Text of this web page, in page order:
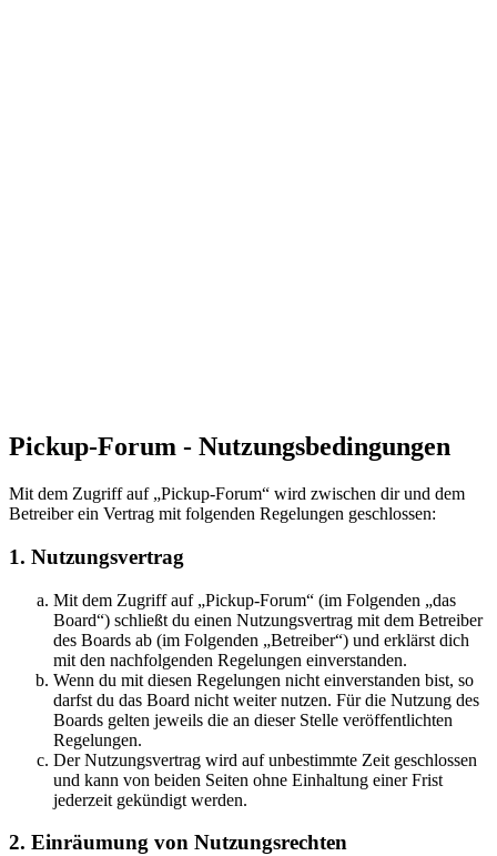
Pickup-Forum - Nutzungsbedingungen
Mit dem Zugriff auf „Pickup-Forum“ wird zwischen dir und dem
Betreiber ein Vertrag mit folgenden Regelungen geschlossen:
1. Nutzungsvertrag
Mit dem Zugriff auf „Pickup-Forum“ (im Folgenden „das
Board“) schließt du einen Nutzungsvertrag mit dem Betreiber
des Boards ab (im Folgenden „Betreiber“) und erklärst dich
mit den nachfolgenden Regelungen einverstanden.
Wenn du mit diesen Regelungen nicht einverstanden bist, so
darfst du das Board nicht weiter nutzen. Für die Nutzung des
Boards gelten jeweils die an dieser Stelle veröffentlichten
Regelungen.
Der Nutzungsvertrag wird auf unbestimmte Zeit geschlossen
und kann von beiden Seiten ohne Einhaltung einer Frist
jederzeit gekündigt werden.
2. Einräumung von Nutzungsrechten